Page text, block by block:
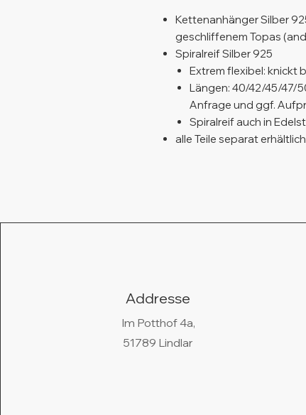
Kettenanhänger Silber
geschliffenem Topas
Spiralreif Silber 925
Extrem flexibel: knickt
Längen: 40/42/45/47/
Anfrage und ggf.
Spiralreif auch in
alle Teile separat erhältlich
Addresse
Im Potthof 4a,
51789 Lindlar